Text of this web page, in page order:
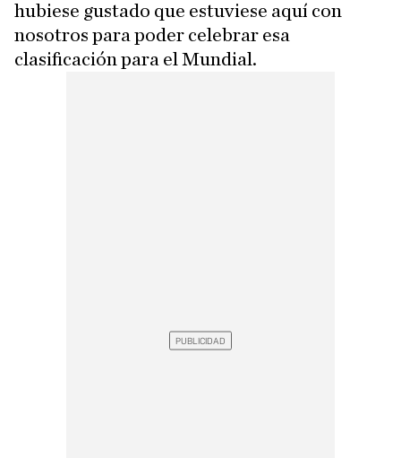
hubiese gustado que estuviese aquí con
nosotros para poder celebrar esa
clasificación para el Mundial.